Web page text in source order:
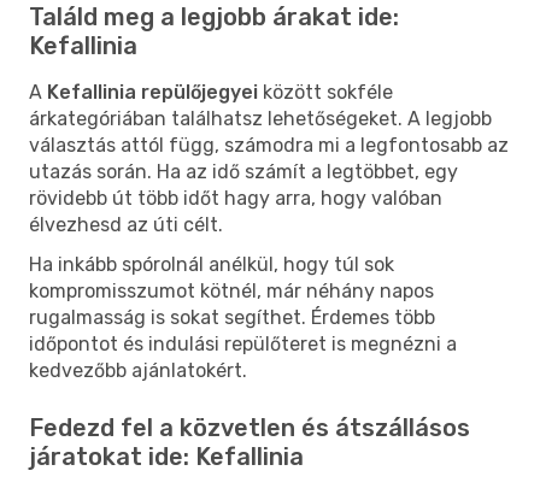
Találd meg a legjobb árakat ide:
Kefallinia
A Kefallinia repülőjegyei között sokféle
árkategóriában találhatsz lehetőségeket. A legjobb
választás attól függ, számodra mi a legfontosabb az
utazás során. Ha az idő számít a legtöbbet, egy
rövidebb út több időt hagy arra, hogy valóban
élvezhesd az úti célt.
Ha inkább spórolnál anélkül, hogy túl sok
kompromisszumot kötnél, már néhány napos
rugalmasság is sokat segíthet. Érdemes több
időpontot és indulási repülőteret is megnézni a
kedvezőbb ajánlatokért.
Fedezd fel a közvetlen és átszállásos
járatokat ide: Kefallinia